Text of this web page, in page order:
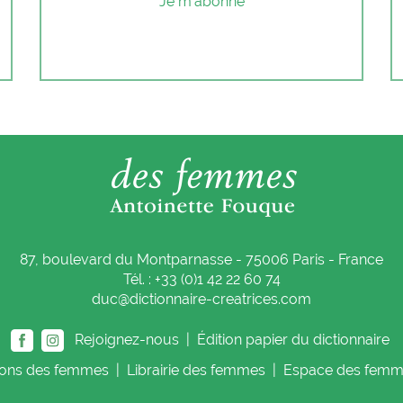
87, boulevard du Montparnasse - 75006 Paris - France
Tél. : +33 (0)1 42 22 60 74
duc@dictionnaire-creatrices.com
Rejoignez-nous |
Édition papier du dictionnaire
des femmes Librairie des femmes Espace des